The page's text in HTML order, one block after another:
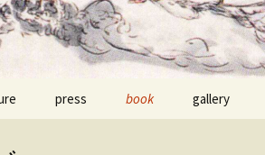
press book gallery